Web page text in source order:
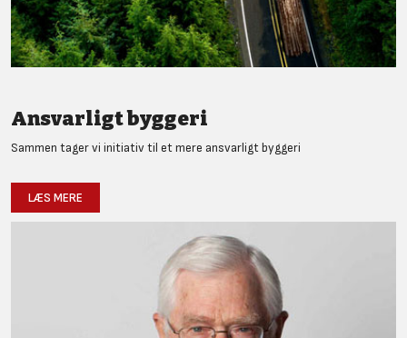
Ansvarligt byggeri
Sammen tager vi initiativ til et mere ansvarligt byggeri
LÆS MERE